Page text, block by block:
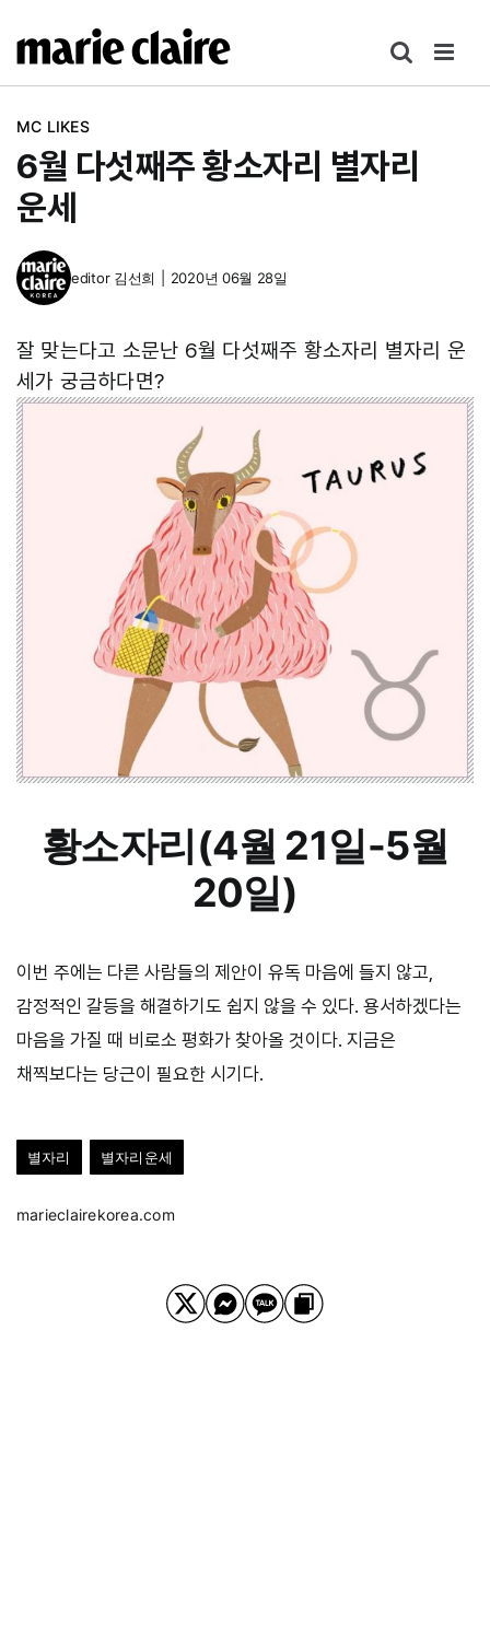
텐
MC LIKES
6월 다섯째주 황소자리 별자리
운세
editor 김선희 2020년 06월 28일
잘 맞는다고 소문난 6월 다섯째주 황소자리 별자리 운
세가 궁금하다면?
황소자리(4월 21일-5월
20일)
이번 주에는 다른 사람들의 제안이 유독 마음에 들지 않고,
감정적인 갈등을 해결하기도 쉽지 않을 수 있다. 용서하겠다는
마음을 가질 때 비로소 평화가 찾아올 것이다. 지금은
채찍보다는 당근이 필요한 시기다.
별자리 별자리운세
marieclairekorea.com